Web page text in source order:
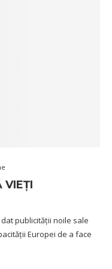
VIEȚI
publicității noile sale
Europei de a face